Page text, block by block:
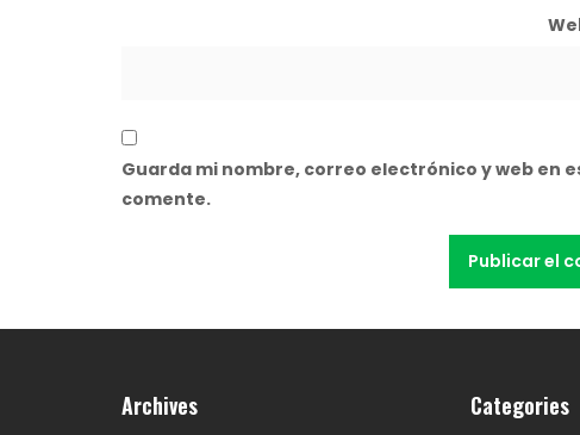
Guarda mi nombre, correo electrónico y web en
comente.
Archives Categories